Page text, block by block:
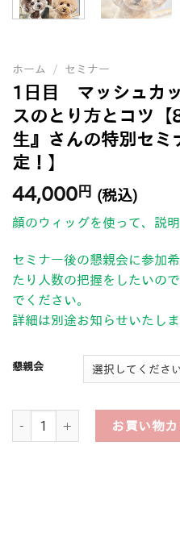
ホーム / セミナー
1日目 マッシュカ
スのとり方とコツ
生』さんの特別セミ
定！】
44,000 円 (税込)
顔のウィッグを使って、説
セミナー後の懇親会に参加
たり人数の把握をしたいので
でください。
詳細は別途お知らせいたしま
懇親会
1日目 マッシュカットを美し
お買い物